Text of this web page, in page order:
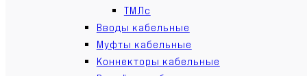
ТМЛс
Вводы кабельные
Муфты кабельные
Коннекторы кабельные